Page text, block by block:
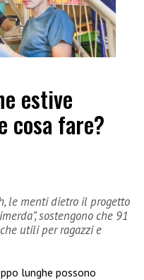
estive
cosa fare?
le menti dietro il progetto
sostengono che 91
utili per ragazzi e
lunghe possono